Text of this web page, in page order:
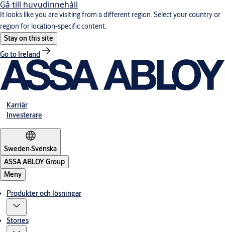
Gå till huvudinnehåll
It looks like you are visiting from a different region. Select your country or
region for location-specific content.
Stay on this site
Go to Ireland
Karriär
Investerare
Sweden·Svenska
ASSA ABLOY Group
Meny
Produkter och lösningar
Stories